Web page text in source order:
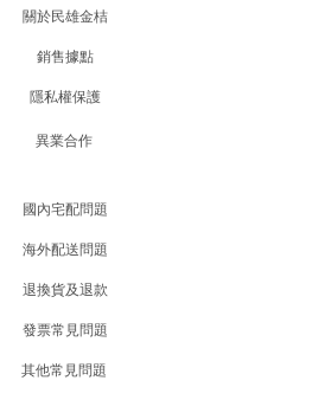
關於民雄金桔
銷售據點
隱私權保護
異業合作
國內宅配問題
海外配送問題
退換貨及退款
發票常見問題
其他常見問題